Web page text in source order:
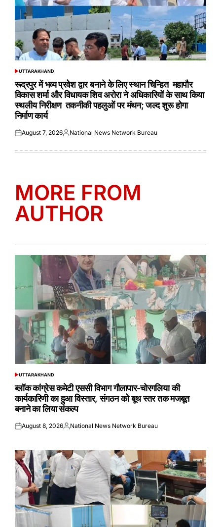
POSTED
UTTARAKHAND
रूद्रपुर में भव्य प्रवेश द्वार बनाने के लिए स्थान चिन्हित महापौर
विकास शर्मा और विधायक शिव अरोरा ने अधिकारियों के साथ किया
स्थलीय निरीक्षण तकनीकी पहलुओं पर मंथन; जल्द शुरू होगा
निर्माण कार्य
Posted
August 7, 2026Posted
National News Network Bureau
MORE FROM
AUTHOR
POSTED
UTTARAKHAND
ब्लॉक कांग्रेस कमेटी एससी विभाग गौलापार-चोरगलिया की
कार्यकारिणी का हुआ विस्तार, संगठन को बूथ स्तर तक मजबूत
बनाने का लिया संकल्प
Posted
August 8, 2026Posted
National News Network Bureau